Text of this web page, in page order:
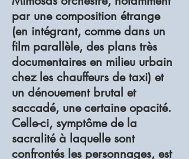
par une composition étrange
(en intégrant, comme dans un
film parallèle, des plans très
documentaires en milieu urbain
chez les chauffeurs de taxi) et
un dénouement brutal et
saccadé, une certaine opacité.
Celle-ci, symptôme de la
sacralité à laquelle sont
confrontés les personnages, est